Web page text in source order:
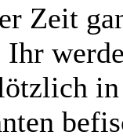
Zeit
Ihr